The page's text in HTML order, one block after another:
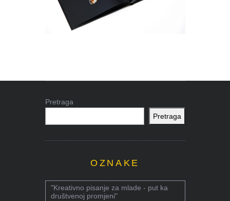
Pretraga
Pretraga
OZNAKE
"Kreativno pisanje za mlade - put ka
društvenoj promjeni"